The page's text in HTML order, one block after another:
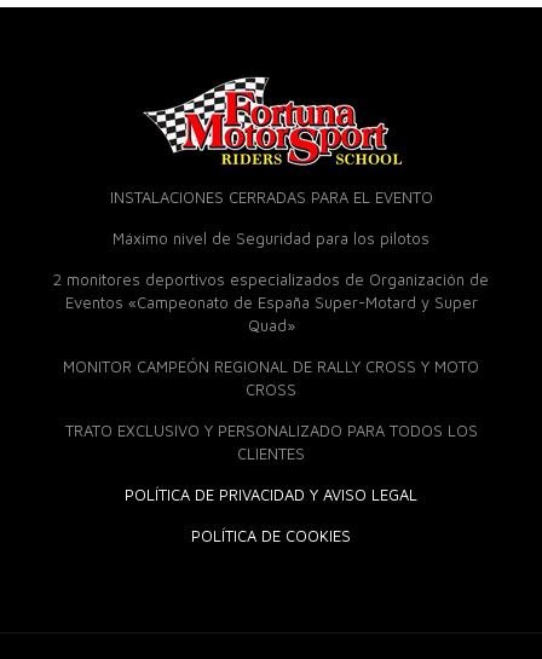
INSTALACIONES CERRADAS PARA EL EVENTO
Máximo nivel de Seguridad para los pilotos
2 monitores deportivos especializados de Organización de
Eventos «Campeonato de España Super-Motard y Super
Quad»
MONITOR CAMPEÓN REGIONAL DE RALLY CROSS Y MOTO
CROSS
TRATO EXCLUSIVO Y PERSONALIZADO PARA TODOS LOS
CLIENTES
POLÍTICA DE PRIVACIDAD Y AVISO LEGAL
POLÍTICA DE COOKIES